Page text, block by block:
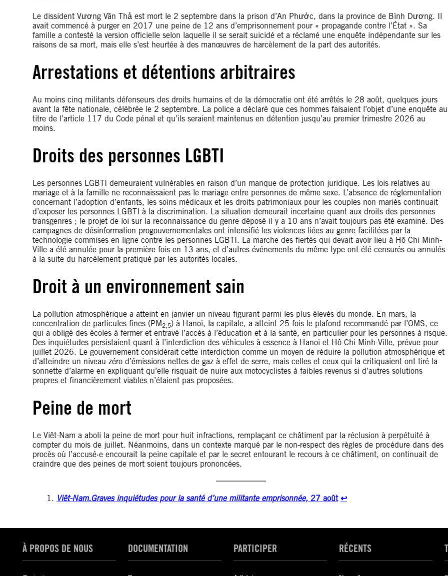
Le dissident Vương Văn Thả est mort le 2 septembre dans la prison d’An Phước, dans la province de Bình Dương. Il
avait commencé à purger en 2017 une peine de 12 ans d’emprisonnement pour « propagande contre l’État ». Sa
famille a contesté la version officielle selon laquelle il se serait suicidé et a réclamé une enquête indépendante sur les
raisons de sa mort, mais elle s’est heurtée à des manœuvres de harcèlement de la part des autorités.
Arrestations et détentions arbitraires
Au moins cinq militants défenseurs des droits humains et de la démocratie ont été arrêtés le 28 août, quelques jours
avant la fête nationale, célébrée le 2 septembre. La police a déclaré que ces hommes faisaient l’objet d’une enquête au
titre de l’article 117 du Code pénal et qu’ils seraient maintenus en détention jusqu’au premier trimestre 2026 au
moins.
Droits des personnes LGBTI
Les personnes LGBTI demeuraient vulnérables en raison d’un manque de protection juridique. Les lois relatives au
mariage et à la famille ne reconnaissaient pas le mariage entre personnes de même sexe. L’absence de réglementation
concernant l’adoption d’enfants, les soins médicaux et les droits patrimoniaux pour les couples non mariés continuait
d’exposer les personnes LGBTI à la discrimination. La situation demeurait incertaine quant aux droits des personnes
transgenres ; le projet de loi sur la reconnaissance du genre déposé il y a 10 ans n’avait toujours pas été examiné. Des
campagnes de désinformation progouvernementales ont intensifié les violences liées au genre facilitées par la
technologie commises en ligne contre les personnes LGBTI. La marche des fiertés qui devait avoir lieu à Hô Chi Minh-
Ville a été annulée pour la première fois en 13 ans, et d’autres événements du même type ont été censurés ou annulés
à la suite du harcèlement pratiqué par les autorités locales.
Droit à un environnement sain
La pollution atmosphérique a atteint en janvier un niveau figurant parmi les plus élevés du monde. En mars, la
concentration de particules fines (PM2,5) à Hanoï, la capitale, a atteint 25 fois le plafond recommandé par l’OMS, ce
qui a obligé des écoles à fermer et entravé l’accès à l’éducation et à la santé, en particulier pour les personnes à risque.
Des inquiétudes persistaient quant à l’interdiction des véhicules à essence à Hanoï et Hô Chi Minh-Ville, prévue pour
juillet 2026. Le gouvernement considérait cette interdiction comme un moyen de réduire la pollution atmosphérique et
d’atteindre un niveau zéro d’émissions nettes de gaz à effet de serre, mais celles et ceux qui la critiquaient ont tiré la
sonnette d’alarme en expliquant qu’elle risquait de nuire aux motocyclistes à faibles revenus si d’autres solutions
propres et financièrement viables n’étaient pas proposées.
Peine de mort
Le Viêt-Nam a aboli la peine de mort pour huit infractions, remplaçant ce châtiment par la réclusion à perpétuité à
compter du mois de juillet. Néanmoins, dans un contexte marqué par le non-respect des règles de procédure dans des
procès où l’accusé·e encourait la peine capitale et par le secret entourant le recours à ce châtiment, on continuait de
craindre que des peines de mort soient toujours prononcées.
Viêt-Nam.Graves inquiétudes pour la santé d’une militante emprisonnée, 27 août ↩︎
À PROPOS DE NOUS DOCUMENTATION PARTICIPER RÉCENTS